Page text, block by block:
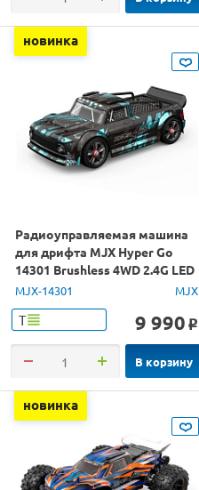
новинка
Радиоуправляемая машина
для дрифта MJX Hyper Go
14301 Brushless 4WD 2.4G LED
1/14 RTR
MJX-14301 MJX
Т 9 990 o
В корзину
новинка